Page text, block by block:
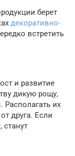
берет
декоративно-
встретить
и развитие
дикую рощу,
их
друга. Если
станут